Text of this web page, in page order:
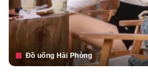
Đồ uống Hải Phòng